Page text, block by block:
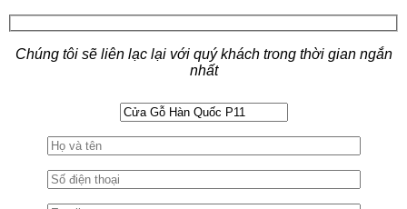
Chúng tôi sẽ liên lạc lại với quý khách trong thời gian ngắn
nhất